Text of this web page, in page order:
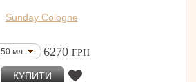
Sunday Cologne
50 мл 6270 ГРН
КУПИТИ